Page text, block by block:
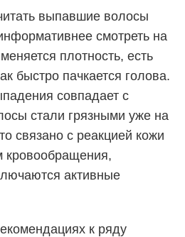
выпавшие волосы
смотреть на
плотность, есть
быстро пачкается голова.
совпадает с
стали грязными уже на
связано с реакцией кожи
кровообращения,
активные
к ряду